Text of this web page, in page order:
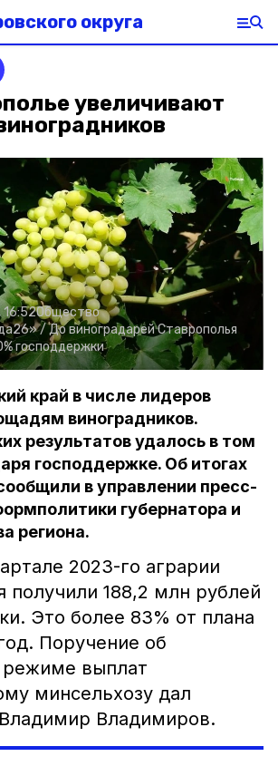
округа
увеличивают
16:52Общество
/ До виноградарей Ставрополья
господдержки
край в числе лидеров
виноградников.
результатов удалось в том
господдержке. Об итогах
в управлении пресс-
губернатора и
региона.
2023-го аграрии
получили 188,2 млн рублей
Это более 83% от плана
Поручение об
выплат
минсельхозу дал
Владимиров.